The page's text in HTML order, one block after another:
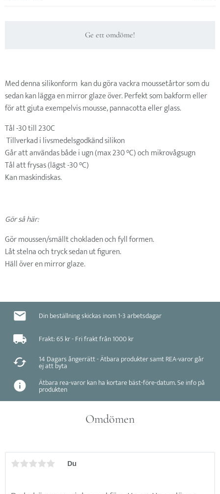
Ge ett omdöme!
Med denna silikonform kan du göra vackra moussetårtor som du
sedan kan lägga en mirror glaze över. Perfekt som bakform eller
för att gjuta exempelvis mousse, pannacotta eller glass.
Tål -30 till 230C
Tillverkad i livsmedelsgodkänd silikon
Går att användas både i ugn (max 230 °C) och mikrovågsugn
Tål att frysas (lägst -30 °C)
Kan maskindiskas.
Gör så här:
Gör moussen/smällt chokladen och fyll formen.
Låt stelna och tryck sedan ut figuren.
Häll över en mirror glaze.
Din beställning skickas inom 1-3 arbetsdagar
Frakt: 65 kr - Fri frakt från 1000 kr
14 Dagars ångerrätt - Ätbara produkter samt REA-varor går
ej att byta
Ätbara rea-varor kan ha kortare bäst-före-datum. Se info på
produkten
Omdömen
Du